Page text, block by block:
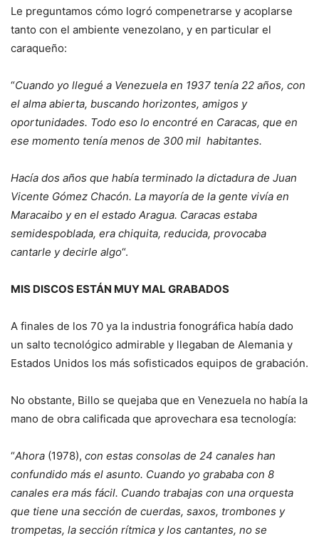
Le preguntamos cómo logró compenetrarse y acoplarse
tanto con el ambiente venezolano, y en particular el
caraqueño:
“Cuando yo llegué a Venezuela en 1937 tenía 22 años, con
el alma abierta, buscando horizontes, amigos y
oportunidades. Todo eso lo encontré en Caracas, que en
ese momento tenía menos de 300 mil habitantes.
Hacía dos años que había terminado la dictadura de Juan
Vicente Gómez Chacón. La mayoría de la gente vivía en
Maracaibo y en el estado Aragua. Caracas estaba
semidespoblada, era chiquita, reducida, provocaba
cantarle y decirle algo“.
MIS DISCOS ESTÁN MUY MAL GRABADOS
A finales de los 70 ya la industria fonográfica había dado
un salto tecnológico admirable y llegaban de Alemania y
Estados Unidos los más sofisticados equipos de grabación.
No obstante, Billo se quejaba que en Venezuela no había la
mano de obra calificada que aprovechara esa tecnología:
“Ahora (1978), con estas consolas de 24 canales han
confundido más el asunto. Cuando yo grababa con 8
canales era más fácil. Cuando trabajas con una orquesta
que tiene una sección de cuerdas, saxos, trombones y
trompetas, la sección rítmica y los cantantes, no se